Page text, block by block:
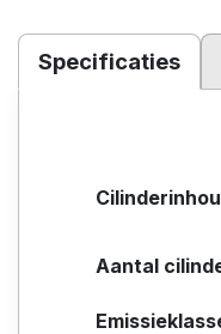
Specificaties
Aantal